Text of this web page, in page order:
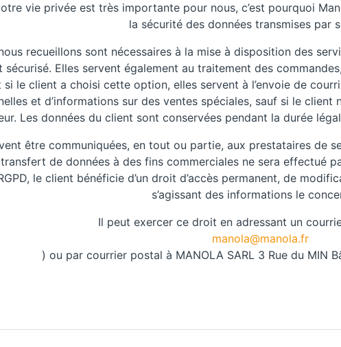
vie privée est très importante pour nous, c’est pourquoi
la sécurité des données transmises par
recueillons sont nécessaires à la mise à disposition des
sécurisé. Elles servent également au traitement des
si le client a choisi cette option, elles servent à l’envoie de
et d’informations sur des ventes spéciales, sauf si le
Les données du client sont conservées pendant la durée
être communiquées, en tout ou partie, aux prestataires de
de données à des fins commerciales ne sera effectué
le client bénéficie d’un droit d’accès permanent, de
s’agissant des informations le
Il peut exercer ce droit en adressant un
manola@manola.fr
) ou par courrier postal à MANOLA SARL 3 Rue du MIN